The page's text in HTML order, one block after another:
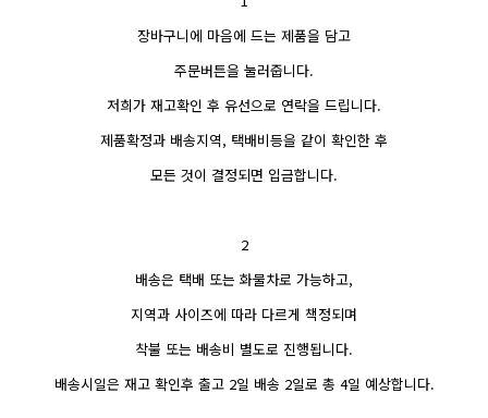
장바구니에 마음에 드는 제품을 담고
주문버튼을 눌러줍니다.
저희가 재고확인 후 유선으로 연락을 드립니다.
제품확정과 배송지역, 택배비등을 같이 확인한 후
모든 것이 결정되면 입금합니다.
2
배송은 택배 또는 화물차로 가능하고,
지역과 사이즈에 따라 다르게 책정되며
착불 또는 배송비 별도로 진행됩니다.
배송시일은 재고 확인후 출고 2일 배송 2일로 총 4일 예상합니다.